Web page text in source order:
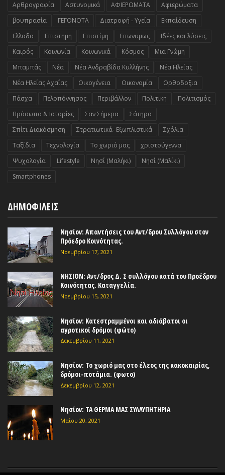
Αρθρογραφία
Αστυνομικά ΑΦΙΕΡΩΜΑΤΑ
Αφιερώματα
βουπρασία
ΓΕΓΟΝΟΤΑ Διατροφή - Υγεία
Εκπαίδευση
Ελλαδα
Επιστημη Επιστίμη Επωνυμως
Ιδέες και λύσεις
Καιρός
Κοινωνία Κοινωνικά Κόσμος
Μια Γνώμη
Μπαμπάς
Νέα Νέα Ανδραβίδα Κυλλήνης
Νέα Ηλείας
Νέα Ηλείας Αχαΐας
Οικογένεια Οικονομία
Ορθοδοξια
Πάσχα
Πελοπόννησος Περιβάλλον Πολιτικη
Πολιτισμός
Πρόσωπα & Ιστορίες
Σαν Σήμερα
Σάτηρα
Σπίτι Διακόσμηση
Στρατιωτικά- Εξωπλιστικά
Σχόλια
Ταξίδια
Τεχνολογία Το χωριό μας
χριστούγεννα
Ψυχολογία
Lifestyle Nησί (Μαλήκι)
Nησί (Μαλίκι)
Smartphones
ΔΗΜΟΦΙΛΕΙΣ
Νησίον: Απαντήσεις του Αντ/δρου Συλλόγου στον
Πρόεδρο Κοινότητας.
Νοεμβρίου 17, 2021
ΝΗΣΙΟΝ: Αντ/δρος Δ. Σ συλλόγου κατά του Προέδρου
Κοινότητας. Καταγγελία.
Νοεμβρίου 15, 2021
Νησίον: Κατεστραμμένοι και αδιάβατοι οι
αγροτικοί δρόμοι (φώτο)
Δεκεμβρίου 11, 2021
Νησίον: Το χωριό μας στο έλεος της κακοκαιρίας,
δρόμοι-ποτάμια. (φωτο)
Δεκεμβρίου 12, 2021
Νησίον: ΤΑ ΘΕΡΜΑ ΜΑΣ ΣΥΛΛΥΠΗΤΗΡΙΑ
Μαΐου 20, 2021